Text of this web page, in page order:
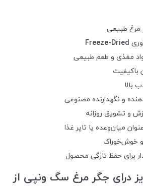
مرغ طبیعی
Freeze-Dried
مغذی و طعم طبیعی
باکیفیت
بالا
و نگهدارنده مصنوعی
و تشویق روزانه
میان‌وعده یا تاپر غذا
خوش‌خوراک
برای حفظ تازگی محصول
درای جگر مرغ سگ ونپی از